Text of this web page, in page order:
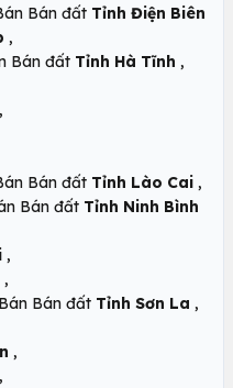
Bán đất Tỉnh Điện Biên
,
Bán đất Tỉnh Hà Tĩnh ,
,
Bán đất Tỉnh Lào Cai ,
Bán đất Tỉnh Ninh Bình
,
,
Bán Bán đất Tỉnh Sơn La ,
,
,